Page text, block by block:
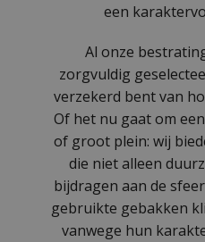
een
Al onze
zorgvuldig
verzekerd bent van
Of het nu gaat om
of groot plein: wij
die niet alleen
bijdragen aan de
gebruikte gebakken
vanwege hun